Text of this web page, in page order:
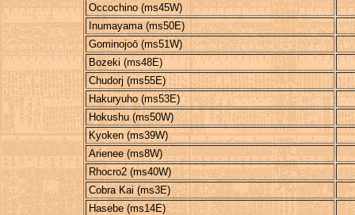
Occochino (ms45W)
Inumayama (ms50E)
Gominojoō (ms51W)
Bozeki (ms48E)
Chudorj (ms55E)
Hakuryuho (ms53E)
Hokushu (ms50W)
Kyoken (ms39W)
Arienee (ms8W)
Rhocro2 (ms40W)
Cobra Kai (ms3E)
Hasebe (ms14E)